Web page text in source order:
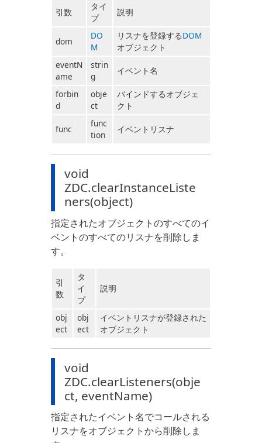
引数
タイ
プ
説明
dom
DO
M
リスナを登録するDOM
オブジェクト
eventN
ame
strin
g
イベント名
forbin
d
obje
ct
バインドするオブジェ
クト
func
func
tion
イベントリスナ
void
ZDC.clearInstanceListe
ners(object)
指定されたオブジェクトのすべてのイ
ベントのすべてのリスナを削除しま
す。
引
数
タ
イ
プ
説明
obj
ect
obj
ect
イベントリスナが登録された
オブジェクト
void
ZDC.clearListeners(obje
ct, eventName)
指定されたイベント名でコールされる
リスナをオブジェクトから削除しま